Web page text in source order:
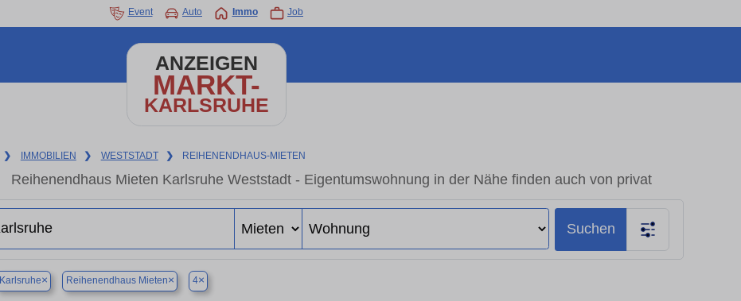
Event Auto Immo Job
ANZEIGEN
MARKT-
KARLSRUHE
❯ IMMOBILIEN ❯ WESTSTADT ❯ REIHENENDHAUS-MIETEN
Reihenendhaus Mieten Karlsruhe Weststadt - Eigentumswohnung in der Nähe finden auch von privat
Suchen
Karlsruhe× Reihenendhaus Mieten× 4×